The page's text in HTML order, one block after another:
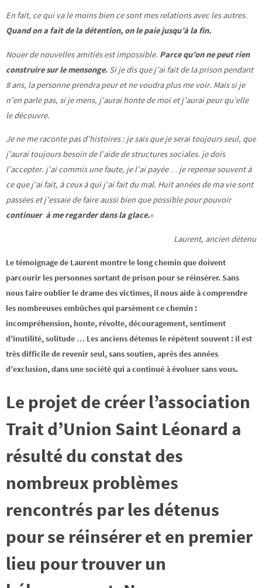
En fait, ce qui va le moins bien ce sont mes relations avec les autres.
Quand on a fait de la détention, on le paie jusqu’à la fin.
Nouer de nouvelles amitiés est impossible. Parce qu’on ne peut rien
construire sur le mensonge. Si je dis que j’ai fait de la prison pendant
8 ans, la personne prendra peur et ne voudra plus me voir. Mais si je
n’en parle pas, si je mens, j’aurai honte de moi et j’aurai peur qu’elle
le découvre.
Je ne me raconte pas d’histoires : je sais que je serai toujours seul, que
j’aurai toujours besoin de l’aide de structures sociales. je dois
l’accepter. j’ai commis une faute, je l’ai payée … je repense souvent à
ce que j’ai fait, à ceux à qui j’ai fait du mal. Huit années de ma vie sont
passées et j’essaie de faire aussi bien que possible pour pouvoir
continuer à me regarder dans la glace.«
Laurent, ancien détenu
Le témoignage de Laurent montre le long chemin que doivent
parcourir les personnes sortant de prison pour se réinsérer. Sans
nous faire oublier le drame des victimes, il nous aide à comprendre
les nombreuses embûches qui parsèment ce chemin :
incompréhension, honte, révolte, découragement, sentiment
d’inutilité, solitude … Les anciens détenus le répètent souvent : il est
très difficile de revenir seul, sans soutien, après des années
d’exclusion, dans une société qui a continué à évoluer sans vous.
Le projet de créer l’association
Trait d’Union Saint Léonard a
résulté du constat des
nombreux problèmes
rencontrés par les détenus
pour se réinsérer et en premier
lieu pour trouver un